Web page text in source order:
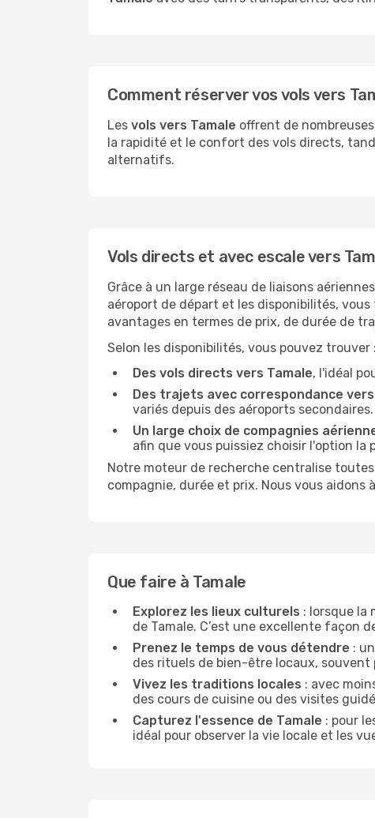
Comment réserver vos vols vers
Les vols vers Tamale offrent de
la rapidité et le confort des vols directs,
alternatifs.
Vols directs et avec escale vers
Grâce à un large réseau de liaisons
aéroport de départ et les disponibilités,
avantages en termes de prix, de durée de
Selon les disponibilités, vous pouvez trouver :
Des vols directs vers Tamale, l'idéal
Des trajets avec correspondance vers
variés depuis des aéroports secondaires.
Un large choix de compagnies
afin que vous puissiez choisir l'option la
Notre moteur de recherche centralise
compagnie, durée et prix. Nous vous aidons
Que faire à Tamale
Explorez les lieux culturels : lorsque la
de Tamale. C’est une excellente façon
Prenez le temps de vous détendre :
des rituels de bien-être locaux, souvent
Vivez les traditions locales : avec
des cours de cuisine ou des visites
Capturez l'essence de Tamale : pour
idéal pour observer la vie locale et les